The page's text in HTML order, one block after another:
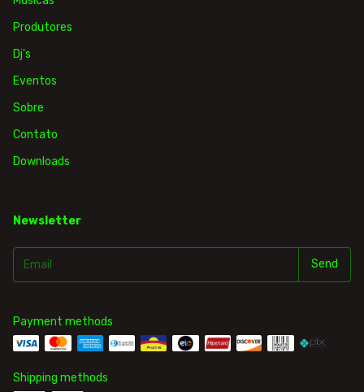
Produtores
Dj's
Eventos
Sobre
Contato
Downloads
Newsletter
Payment methods
Shipping methods